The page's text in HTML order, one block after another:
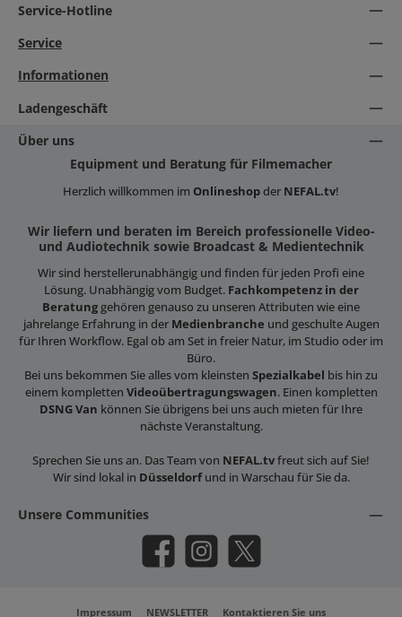
Service-Hotline
Service
Informationen
Ladengeschäft
Über uns
Equipment und Beratung für Filmemacher
Herzlich willkommen im Onlineshopder NEFAL.tv!
Wir liefern und beraten im Bereich professionelle Video-
und Audiotechnik sowie Broadcast & Medientechnik
Wir sind herstellerunabhängig und finden für jeden Profi eine
Lösung. Unabhängig vom Budget. Fachkompetenz in der
Beratunggehören genauso zu unseren Attributen wie eine
jahrelange Erfahrung in der Medienbranche und geschulte Augen
für Ihren Workflow. Egal ob am Set in freier Natur, im Studio oder im
Büro.
Bei uns bekommen Sie alles vom kleinsten Spezialkabel bis hin zu
einem kompletten Videoübertragungswagen. Einen kompletten
DSNG Van können Sie übrigens bei uns auch mieten für Ihre
nächste Veranstaltung.
Sprechen Sie uns an. Das Team von NEFAL.tvfreut sich auf Sie!
Wir sind lokal in Düsseldorfund in Warschau für Sie da.
Unsere Communities
Facebook InstagramX / Twitter
Impressum NEWSLETTER Kontaktieren Sie uns